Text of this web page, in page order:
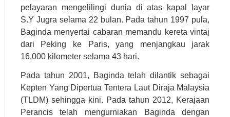
pelayaran mengelilingi dunia di atas kapal layar
S.Y Jugra selama 22 bulan. Pada tahun 1997 pula,
Baginda menyertai cabaran memandu kereta vintaj
dari Peking ke Paris, yang menjangkau jarak
16,000 kilometer selama 43 hari.
Pada tahun 2001, Baginda telah dilantik sebagai
Kepten Yang Dipertua Tentera Laut Diraja Malaysia
(TLDM) sehingga kini. Pada tahun 2012, Kerajaan
Perancis telah mengurniakan Baginda dengan